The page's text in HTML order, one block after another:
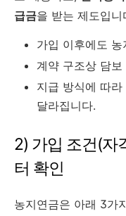
급금을 받는 제도입니
가입 이후에도 농
계약 구조상 담
지급 방식에 따
달라집니다.
2) 가입 조건(자
터 확인
농지연금은 아래 3가